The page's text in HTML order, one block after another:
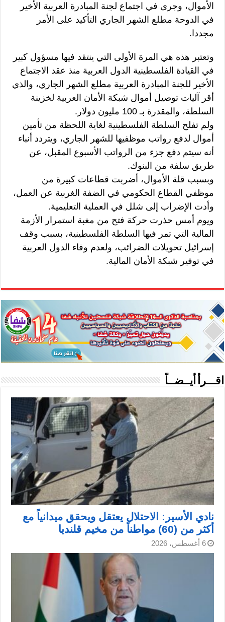
الأموال، وجرى في اجتماع لجنة المبادرة العربية الأخير
في الدوحة مطلع الشهر الجاري التأكيد على الأمر
مجددا.
وتعتبر هذه هي المرة الأولى التي ينتقد فيها مسؤول كبير
في القيادة الفلسطينية الدول العربية منذ عقد الاجتماع
الأخير للجنة المبادرة العربية مطلع الشهر الجاري، والذي
أقر آليات توصيل أموال شبكة الأمان العربية لخزينة
السلطة، والمقدرة بـ 100 مليون دولار.
ولم تفلح السلطة الفلسطينية لغاية اللحظة من تأمين
أموال لدفع رواتب موظفيها للشهر الجاري، ويتردد أنباء
أنه سيتم دفع جزء من الرواتب الأسبوع المقبل، عن
طريق سلفة من البنوك.
وبسبب قلة الأموال، أضربت قطاعات كبيرة من
موظفي القطاع الحكومي في الضفة الغربية عن العمل،
وأدت الإضراب إلى شلل في العملية التعليمية.
ويوم أمس حذرت حركة فتح من مغبة استمرار الأزمة
المالية التي تمر فيها السلطة الفلسطينية، بسبب وقف
إسرائيل تحويلات الضرائب، ولعدم وفاء الدول العربية
في توفير شبكة الأمان المالية.
اقـــرأ أيــضــاً
نادي الأسير: الاحتلال يعتقل ويحقق ميدانياً مع
أكثر من (60) مواطناً من مخيم قلنديا
6 أغسطس، 2026